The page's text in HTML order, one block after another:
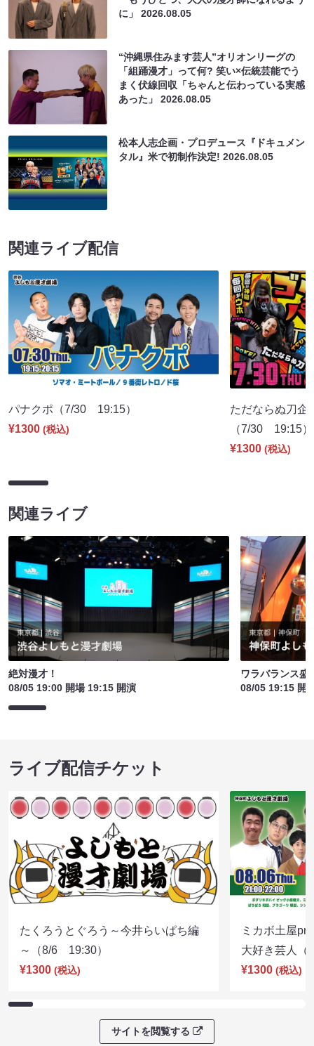
に」2026.08.05
“沖縄県住みます芸人”オリオンリーグの
「組踊漫才」って何? 笑い×伝統芸能でう
まく伏線回収「ちゃんと伝わっている実感
あった」2026.08.05
松本人志企画・プロデュース『ドキュメン
タル』米で初制作決定!2026.08.05
関連ライブ配信
パナクポ（7/30 19:15）
¥1300 (税込)
ただならぬ刀企
（7/30 19:15）
¥1300 (税込)
関連ライブ
絶対漫才！
08/05 19:00 開場 19:15 開演
ワラバランス盛
08/05 19:15 開
ライブ配信チケット
たくろうとぐろう～今井らいぱち編
～（8/6 19:30）
¥1300 (税込)
ミカボ土屋
大好き芸人
¥1300 (税込)
サイトを閲覧する